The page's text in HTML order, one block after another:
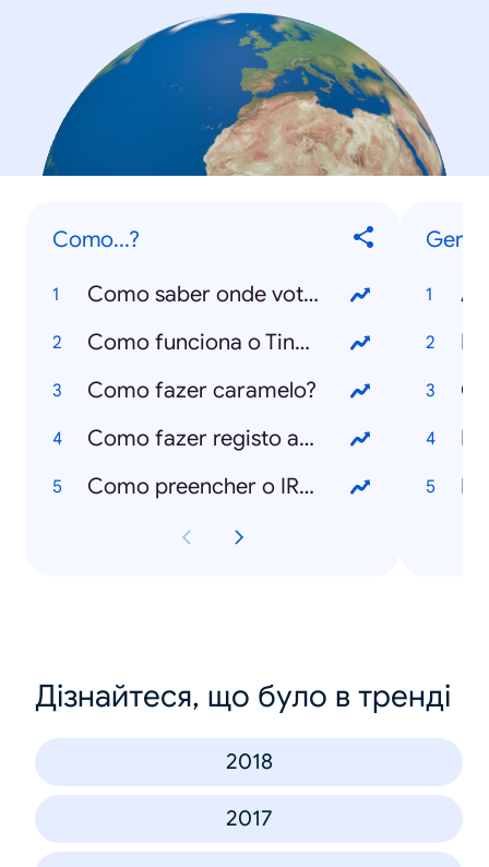
Como...?
Como saber onde votar?
Como funciona o Tinder?
Como fazer caramelo?
Como fazer registo animal no SIAC?
Como preencher o IRS?
Geral
Дізнайтеся, що було в тренді
2018
2017